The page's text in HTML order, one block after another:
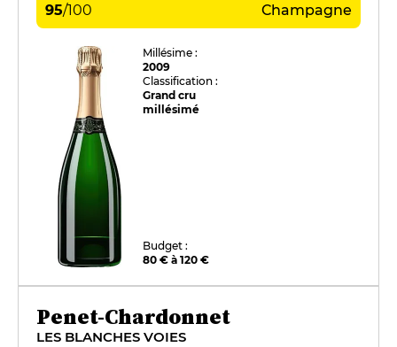
95/100 Champagne
Millésime :
2009
Classification :
Grand cru
millésimé
Budget :
80 € à 120 €
Penet-Chardonnet
LES BLANCHES VOIES